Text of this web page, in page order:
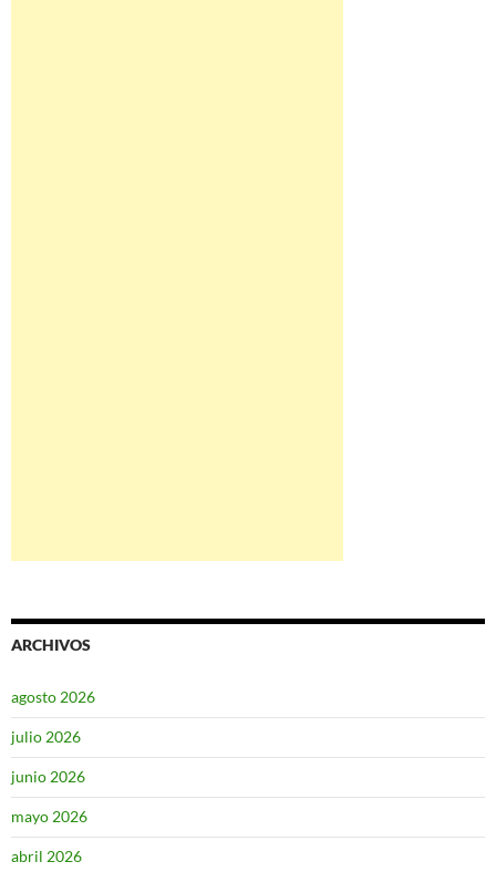
ARCHIVOS
agosto 2026
julio 2026
junio 2026
mayo 2026
abril 2026